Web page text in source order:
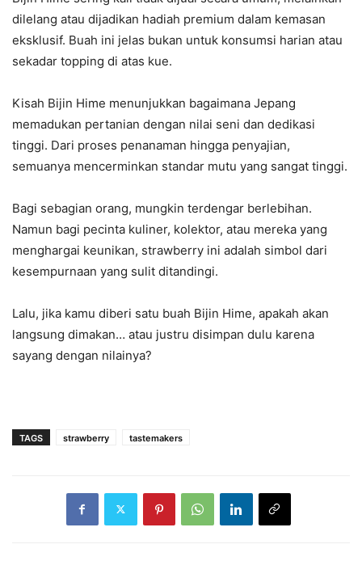
dilelang atau dijadikan hadiah premium dalam kemasan
eksklusif. Buah ini jelas bukan untuk konsumsi harian atau
sekadar topping di atas kue.
Kisah Bijin Hime menunjukkan bagaimana Jepang
memadukan pertanian dengan nilai seni dan dedikasi
tinggi. Dari proses penanaman hingga penyajian,
semuanya mencerminkan standar mutu yang sangat tinggi.
Bagi sebagian orang, mungkin terdengar berlebihan.
Namun bagi pecinta kuliner, kolektor, atau mereka yang
menghargai keunikan, strawberry ini adalah simbol dari
kesempurnaan yang sulit ditandingi.
Lalu, jika kamu diberi satu buah Bijin Hime, apakah akan
langsung dimakan… atau justru disimpan dulu karena
sayang dengan nilainya?
TAGS strawberry tastemakers